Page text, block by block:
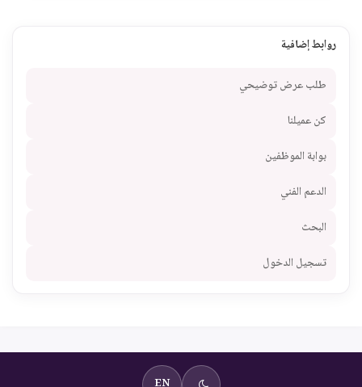
روابط إضافية
طلب عرض توضيحي
كن عميلنا
بوابة الموظفين
الدعم الفني
البحث
تسجيل الدخول